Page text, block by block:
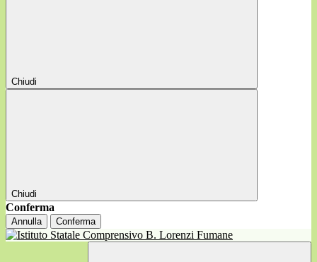
Chiudi
Chiudi
Conferma
Annulla Conferma